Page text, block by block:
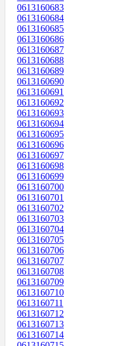
0613160683
0613160684
0613160685
0613160686
0613160687
0613160688
0613160689
0613160690
0613160691
0613160692
0613160693
0613160694
0613160695
0613160696
0613160697
0613160698
0613160699
0613160700
0613160701
0613160702
0613160703
0613160704
0613160705
0613160706
0613160707
0613160708
0613160709
0613160710
0613160711
0613160712
0613160713
0613160714